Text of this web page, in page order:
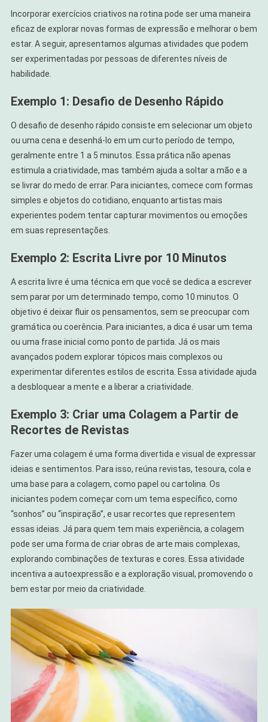
Incorporar exercícios criativos na rotina pode ser uma maneira
eficaz de explorar novas formas de expressão e melhorar o bem
estar. A seguir, apresentamos algumas atividades que podem
ser experimentadas por pessoas de diferentes níveis de
habilidade.
Exemplo 1: Desafio de Desenho Rápido
O desafio de desenho rápido consiste em selecionar um objeto
ou uma cena e desenhá-lo em um curto período de tempo,
geralmente entre 1 a 5 minutos. Essa prática não apenas
estimula a criatividade, mas também ajuda a soltar a mão e a
se livrar do medo de errar. Para iniciantes, comece com formas
simples e objetos do cotidiano, enquanto artistas mais
experientes podem tentar capturar movimentos ou emoções
em suas representações.
Exemplo 2: Escrita Livre por 10 Minutos
A escrita livre é uma técnica em que você se dedica a escrever
sem parar por um determinado tempo, como 10 minutos. O
objetivo é deixar fluir os pensamentos, sem se preocupar com
gramática ou coerência. Para iniciantes, a dica é usar um tema
ou uma frase inicial como ponto de partida. Já os mais
avançados podem explorar tópicos mais complexos ou
experimentar diferentes estilos de escrita. Essa atividade ajuda
a desbloquear a mente e a liberar a criatividade.
Exemplo 3: Criar uma Colagem a Partir de
Recortes de Revistas
Fazer uma colagem é uma forma divertida e visual de expressar
ideias e sentimentos. Para isso, reúna revistas, tesoura, cola e
uma base para a colagem, como papel ou cartolina. Os
iniciantes podem começar com um tema específico, como
“sonhos” ou “inspiração”, e usar recortes que representem
essas ideias. Já para quem tem mais experiência, a colagem
pode ser uma forma de criar obras de arte mais complexas,
explorando combinações de texturas e cores. Essa atividade
incentiva a autoexpressão e a exploração visual, promovendo o
bem estar por meio da criatividade.